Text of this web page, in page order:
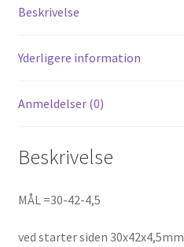
Beskrivelse
Yderligere information
Anmeldelser (0)
Beskrivelse
MÅL =30-42-4,5
ved starter siden 30x42x4,5mm